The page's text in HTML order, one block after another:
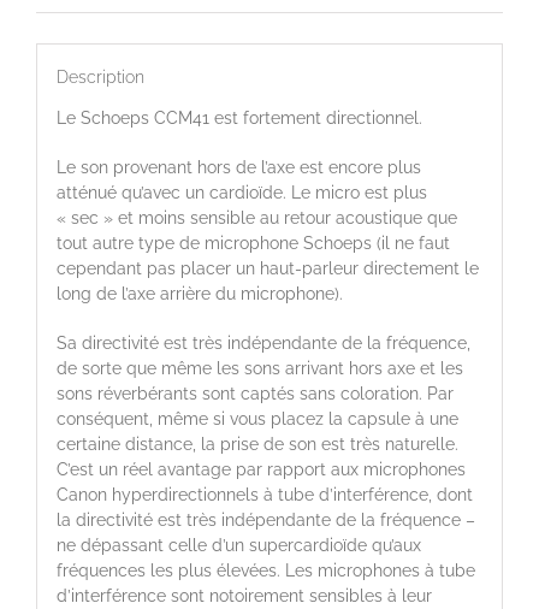
Description
Le Schoeps CCM41 est fortement directionnel.
Le son provenant hors de l’axe est encore plus
atténué qu’avec un cardioïde. Le micro est plus
« sec » et moins sensible au retour acoustique que
tout autre type de microphone Schoeps (il ne faut
cependant pas placer un haut-parleur directement le
long de l’axe arrière du microphone).
Sa directivité est très indépendante de la fréquence,
de sorte que même les sons arrivant hors axe et les
sons réverbérants sont captés sans coloration. Par
conséquent, même si vous placez la capsule à une
certaine distance, la prise de son est très naturelle.
C’est un réel avantage par rapport aux microphones
Canon hyperdirectionnels à tube d’interférence, dont
la directivité est très indépendante de la fréquence –
ne dépassant celle d’un supercardioïde qu’aux
fréquences les plus élevées. Les microphones à tube
d’interférence sont notoirement sensibles à leur